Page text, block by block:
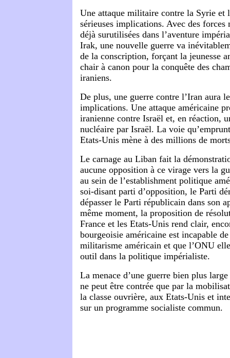
Une attaque militaire contre la Syrie et
sérieuses implications. Avec des
déjà surutilisées dans l’aventure
Irak, une nouvelle guerre va
de la conscription, forçant la jeunesse
chair à canon pour la conquête des
iraniens.
De plus, une guerre contre l’Iran aura
implications. Une attaque américaine
iranienne contre Israël et, en réaction,
nucléaire par Israël. La voie
Etats-Unis mène à des millions de
Le carnage au Liban fait la
aucune opposition à ce virage vers la
au sein de l’establishment politique
soi-disant parti d’opposition, le Parti
dépasser le Parti républicain dans son
même moment, la proposition de
France et les Etats-Unis rend clair,
bourgeoisie américaine est incapable de
militarisme américain et que l’ONU
outil dans la politique impérialiste.
La menace d’une guerre bien plus
ne peut être contrée que par la
la classe ouvrière, aux Etats-Unis et
sur un programme socialiste commun.